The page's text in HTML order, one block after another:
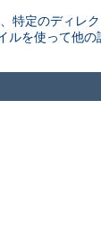
特定のディレ
ルを使って他の